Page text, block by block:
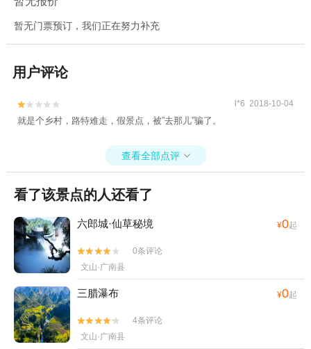
暂无门票预订，我们正在努力补充
用户评论

 l*6 2018-10-04
就是个乡村，路特难走，假景点，被”去那儿”骗了。
查看全部点评 
看了该景点的人还看了
六郎城·仙草秘境 ¥0起


0条评论
文山·广南县
三腊瀑布 ¥0起


4条评论
文山·广南县